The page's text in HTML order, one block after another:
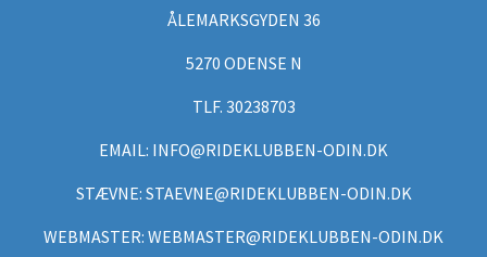
ÅLEMARKSGYDEN 36
5270 ODENSE N
TLF. 30238703
EMAIL: INFO@RIDEKLUBBEN-ODIN.DK
STÆVNE: STAEVNE@RIDEKLUBBEN-ODIN.DK
WEBMASTER: WEBMASTER@RIDEKLUBBEN-ODIN.DK